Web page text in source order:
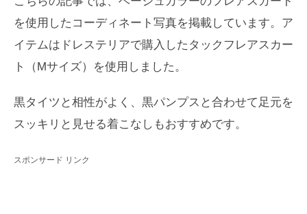
を使用したコーディネート写真を掲載しています。ア
イテムはドレステリアで購入したタックフレアスカー
ト（Mサイズ）を使用しました。
黒タイツと相性がよく、黒パンプスと合わせて足元を
スッキリと見せる着こなしもおすすめです。
スポンサード リンク